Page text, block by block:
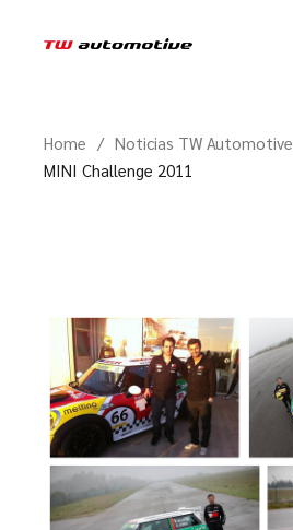
Home Noticias TW Automotive
MINI Challenge 2011